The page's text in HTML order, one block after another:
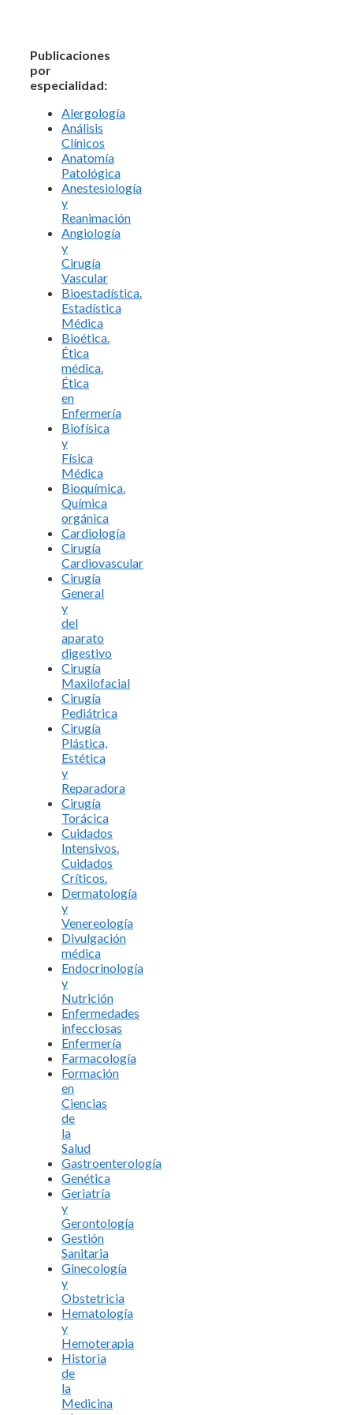
Publicaciones
por
especialidad:
Alergología
Análisis
Clínicos
Anatomía
Patológica
Anestesiología
y
Reanimación
Angiología
y
Cirugía
Vascular
Bioestadística.
Estadística
Médica
Bioética.
Ética
médica.
Ética
en
Enfermería
Biofísica
y
Física
Médica
Bioquímica.
Química
orgánica
Cardiología
Cirugía
Cardiovascular
Cirugía
General
y
del
aparato
digestivo
Cirugía
Maxilofacial
Cirugía
Pediátrica
Cirugía
Plástica,
Estética
y
Reparadora
Cirugía
Torácica
Cuidados
Intensivos.
Cuidados
Críticos.
Dermatología
y
Venereología
Divulgación
médica
Endocrinología
y
Nutrición
Enfermedades
infecciosas
Enfermería
Farmacología
Formación
en
Ciencias
de
la
Salud
Gastroenterología
Genética
Geriatría
y
Gerontología
Gestión
Sanitaria
Ginecología
y
Obstetricia
Hematología
y
Hemoterapia
Historia
de
la
Medicina